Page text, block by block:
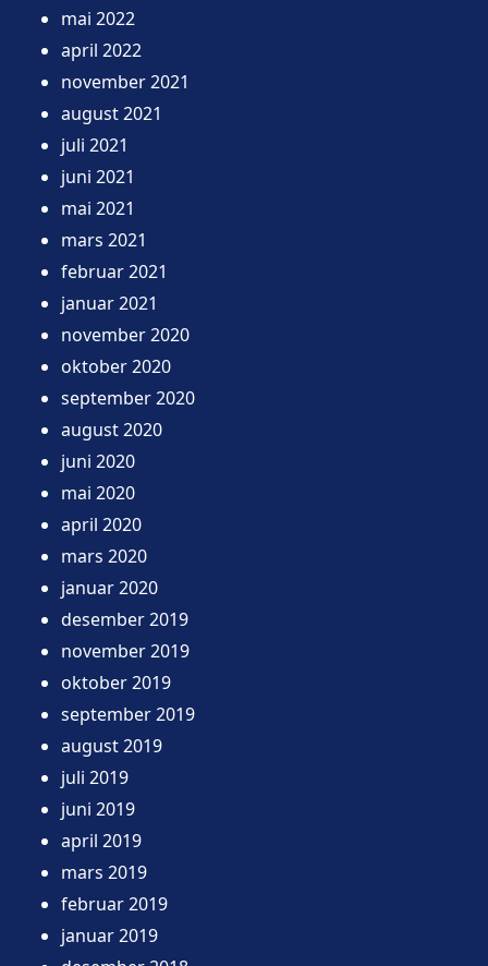
mai 2022
april 2022
november 2021
august 2021
juli 2021
juni 2021
mai 2021
mars 2021
februar 2021
januar 2021
november 2020
oktober 2020
september 2020
august 2020
juni 2020
mai 2020
april 2020
mars 2020
januar 2020
desember 2019
november 2019
oktober 2019
september 2019
august 2019
juli 2019
juni 2019
april 2019
mars 2019
februar 2019
januar 2019